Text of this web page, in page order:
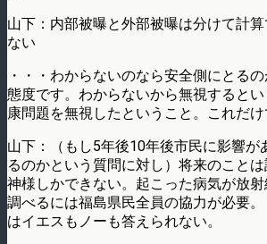
山下：内部被曝と外部被曝は分けて計
ない
・・・わからないのなら安全側にとる
態度です。わからないから無視すると
康問題を無視したということ。これだけ
山下：（もし5年後10年後市民に影響が
るのかという質問に対し）将来のことは
神様しかできない。起こった病気が放
調べるには福島県民全員の協力が必要
はイエスもノーも答えられない。